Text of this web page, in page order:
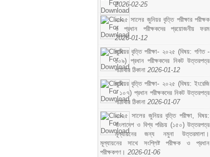
2026-02-25
২০২৫ সালের জুনিয়র বৃত্তি পরীক্ষার পরীক্ষক
ও প্রধান পরীক্ষকদের প্রয়োজনীয় ফরম
2026-01-12
জুনিয়র বৃত্তি পরীক্ষা- ২০২৫ (বিষয়: গণিত -
১০৯) প্রধান পরীক্ষকদের নিকট উত্তরপত্র
পাঠাবার ঠিকানা 2026-01-12
জুনিয়র বৃত্তি পরীক্ষা- ২০২৫ (বিষয়: ইংরেজি
- ১০৭) প্রধান পরীক্ষকদের নিকট উত্তরপত্র
পাঠাবার ঠিকানা 2026-01-07
২০২৫ সালের জুনিয়র বৃত্তি পরীক্ষা, বিষয়:
বাংলাদেশ ও বিশ্ব পরিচয় (১৫০) উত্তরপত্র
মূল্যায়নের জন্য নমুনা উত্তরমালা।
মূল্যায়নের সাথে সংশ্লিষ্ট পরীক্ষক ও প্রধান
পরীক্ষকগণ। 2026-01-06